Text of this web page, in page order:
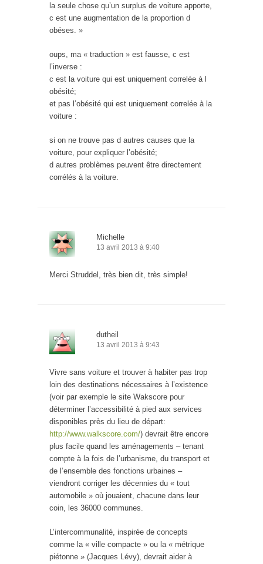
la seule chose qu’un surplus de voiture apporte,
c est une augmentation de la proportion d
obéses. »
oups, ma « traduction » est fausse, c est
l’inverse :
c est la voiture qui est uniquement correlée à l
obésité;
et pas l’obésité qui est uniquement correlée à la
voiture :
si on ne trouve pas d autres causes que la
voiture, pour expliquer l’obésité;
d autres problèmes peuvent être directement
corrélés à la voiture.
Michelle
13 avril 2013 à 9:40
Merci Struddel, très bien dit, très simple!
dutheil
13 avril 2013 à 9:43
Vivre sans voiture et trouver à habiter pas trop
loin des destinations nécessaires à l’existence
(voir par exemple le site Wakscore pour
déterminer l’accessibilité à pied aux services
disponibles près du lieu de départ:
http://www.walkscore.com/) devrait être encore
plus facile quand les aménagements – tenant
compte à la fois de l’urbanisme, du transport et
de l’ensemble des fonctions urbaines –
viendront corriger les décennies du « tout
automobile » où jouaient, chacune dans leur
coin, les 36000 communes.
L’intercommunalité, inspirée de concepts
comme la « ville compacte » ou la « métrique
piétonne » (Jacques Lévy), devrait aider à